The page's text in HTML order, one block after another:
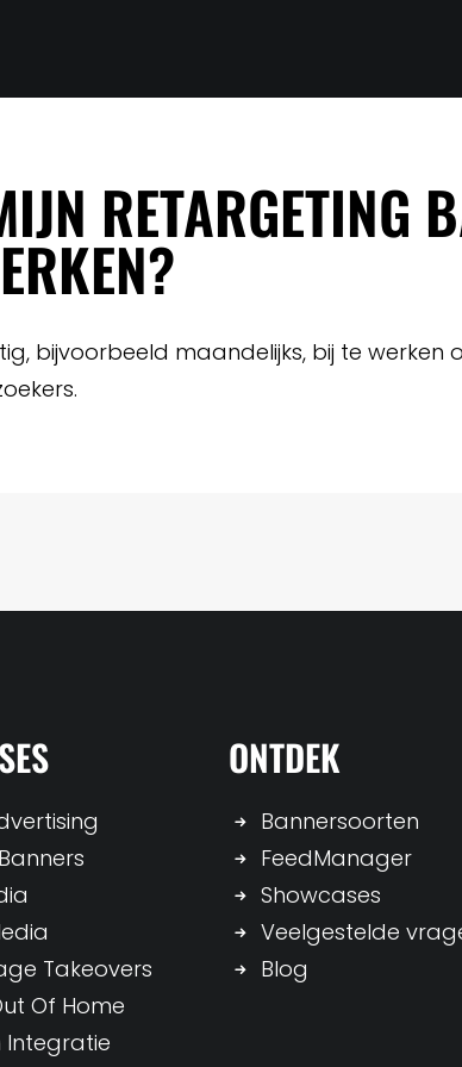
RETARGETING
bijvoorbeeld maandelijks, bij te
Takeovers
Of Home
Integratie
ONTDEK
Bannersoorten
FeedManager
Showcases
Veelgestelde
Blog